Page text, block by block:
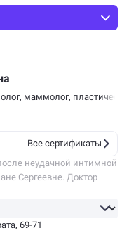
, маммолог,
Все сертификаты
неудачной интимной
Сергеевне. Доктор
профессионал.
69-71